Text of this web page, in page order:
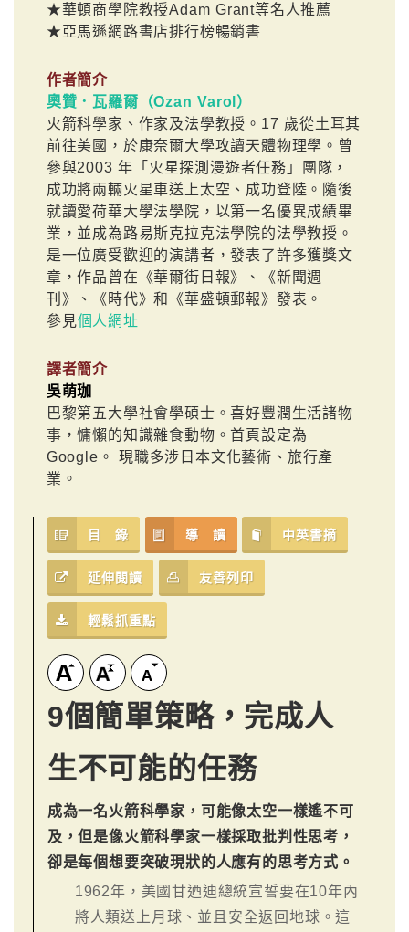
★華頓商學院教授Adam Grant等名人推薦
★亞馬遜網路書店排行榜暢銷書
作者簡介
奧贊．瓦羅爾（Ozan Varol）
火箭科學家、作家及法學教授。17 歲從土耳其
前往美國，於康奈爾大學攻讀天體物理學。曾
參與2003 年「火星探測漫遊者任務」團隊，
成功將兩輛火星車送上太空、成功登陸。隨後
就讀愛荷華大學法學院，以第一名優異成績畢
業，並成為路易斯克拉克法學院的法學教授。
是一位廣受歡迎的演講者，發表了許多獲獎文
章，作品曾在《華爾街日報》、《新聞週
刊》、《時代》和《華盛頓郵報》發表。
參見個人網址
譯者簡介
吳萌珈
巴黎第五大學社會學碩士。喜好豐潤生活諸物
事，慵懶的知識雜食動物。首頁設定為
Google。 現職多涉日本文化藝術、旅行產
業。
目 錄 導 讀 中英書摘
延伸閱讀 友善列印
輕鬆抓重點
9個簡單策略，完成人
生不可能的任務
成為一名火箭科學家，可能像太空一樣遙不可
及，但是像火箭科學家一樣採取批判性思考，
卻是每個想要突破現狀的人應有的思考方式。
1962年，美國甘迺迪總統宣誓要在10年內
將人類送上月球、並且安全返回地球。這